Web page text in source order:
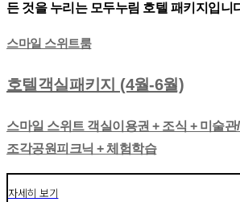
든 것을 누리는 모두누림 호텔 패키지입니
스마일 스위트룸
호텔객실패키지 (4월-6월)
스마일 스위트 객실이용권 + 조식 + 미술
조각공원피크닉 + 체험학습
자세히 보기